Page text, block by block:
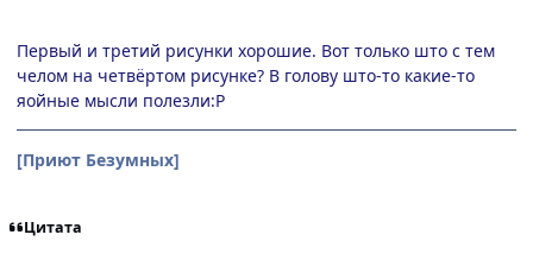
Первый и третий рисунки хорошие. Вот только што с тем
челом на четвёртом рисунке? В голову што-то какие-то
яойные мысли полезли:P
[Приют Безумных]
Цитата